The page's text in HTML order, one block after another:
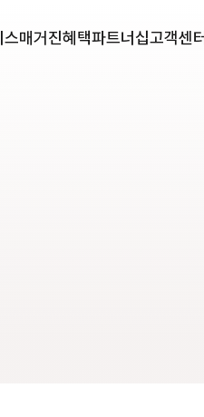
스매거진혜택파트너십고객센